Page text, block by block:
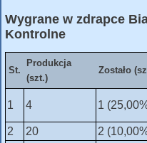
Wygrane w zdrapce
Kontrolne
St.
Produkcja
(szt.)
Zostało
1 4 1
2 20 2